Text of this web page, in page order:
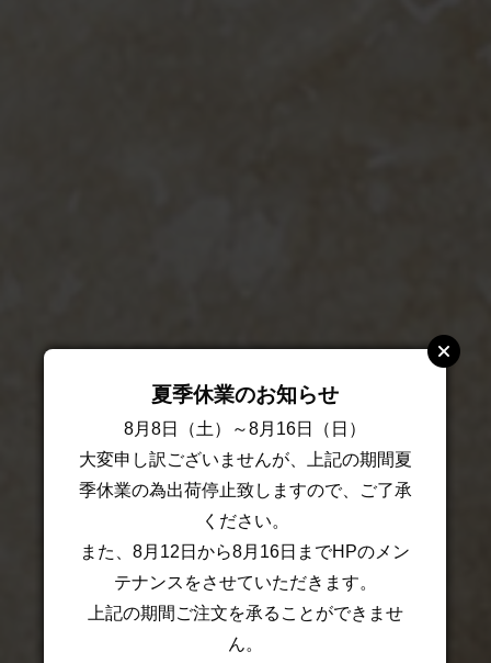
夏季休業のお知らせ
8月8日（土）～8月16日（日）
大変申し訳ございませんが、上記の期間夏
季休業の為出荷停止致しますので、ご了承
ください。
また、8月12日から8月16日までHPのメン
テナンスをさせていただきます。
上記の期間ご注文を承ることができませ
ん。